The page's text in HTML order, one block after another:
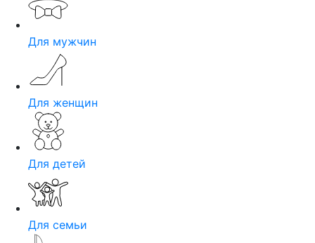
Для мужчин
Для женщин
Для детей
Для семьи